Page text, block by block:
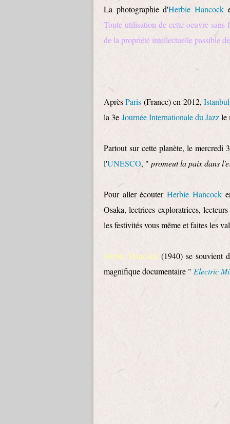
La photographie d'Herbie Hancock
Toute utilisation de cette oeuvre
de la propriété intellectuelle passible
AprèsParis (France) en 2012,Istanbul
la 3e Journée Internationale du Jazzle
Partout sur cette planète, le mercredi
l'UNESCO, " promeut la paix dans
Pour aller écouterHerbie Hancock
Osaka, lectrices exploratrices,
les festivités vous même et faites les
Herbie Hancock (1940) se souvient
magnifique documentaire " Electric